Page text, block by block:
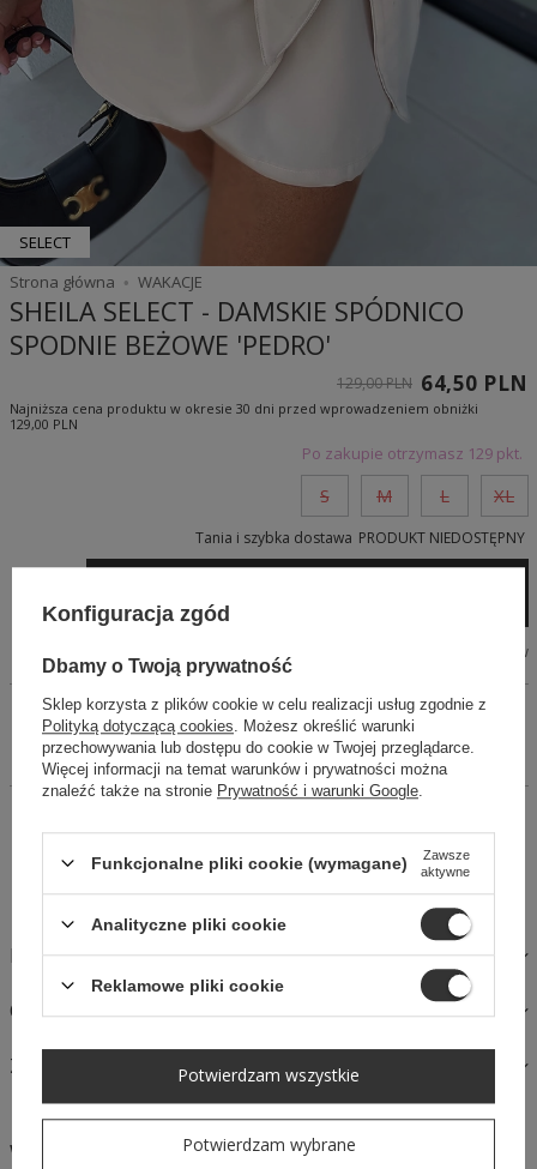
SELECT
Strona główna
WAKACJE
SHEILA SELECT - DAMSKIE SPÓDNICO
SPODNIE BEŻOWE 'PEDRO'
Po zakupie otrzymasz 129 pkt.
64,50 PLN
129,00 PLN
Najniższa cena produktu w okresie 30 dni przed wprowadzeniem obniżki
129,00 PLN
Tabela wymiarów
S M L XL
Tania i szybka dostawa PRODUKT NIEDOSTĘPNY
Spódnico - spodenki w kolorze beżowym wiązane z przodu. Z
tyłu spodenki. Długość 45 cm. Lekki materiał sprawia , że
spódniczka świetnie się układa.
MATERIAŁY I PIELĘGNACJA
OPINIE
ZAPYTAJ O PRODUKT
W podobnym stylu
Konfiguracja zgód
Dbamy o Twoją prywatność
Sklep korzysta z plików cookie w celu realizacji usług zgodnie z
Polityką dotyczącą cookies . Możesz określić warunki
przechowywania lub dostępu do cookie w Twojej przeglądarce.
Więcej informacji na temat warunków i prywatności można
znaleźć także na stronie Prywatność i warunki Google
Funkcjonalne pliki cookie (wymagane)
Zawsze
aktywne
Analityczne pliki cookie
Reklamowe pliki cookie
Potwierdzam wybrane
Potwierdzam wszystkie